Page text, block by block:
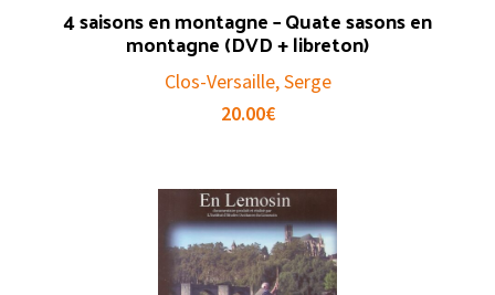
4 saisons en montagne – Quate sasons en
montagne (DVD + libreton)
Clos-Versaille, Serge
20.00€